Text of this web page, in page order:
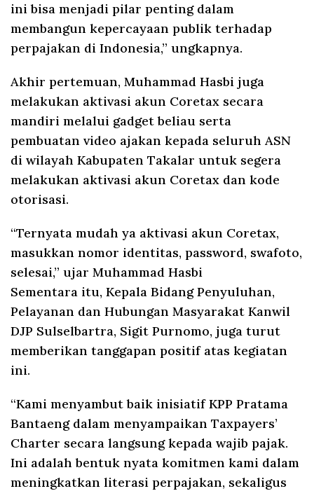
ini bisa menjadi pilar penting dalam
membangun kepercayaan publik terhadap
perpajakan di Indonesia,” ungkapnya.
Akhir pertemuan, Muhammad Hasbi juga
melakukan aktivasi akun Coretax secara
mandiri melalui gadget beliau serta
pembuatan video ajakan kepada seluruh ASN
di wilayah Kabupaten Takalar untuk segera
melakukan aktivasi akun Coretax dan kode
otorisasi.
“Ternyata mudah ya aktivasi akun Coretax,
masukkan nomor identitas, password, swafoto,
selesai,” ujar Muhammad Hasbi
Sementara itu, Kepala Bidang Penyuluhan,
Pelayanan dan Hubungan Masyarakat Kanwil
DJP Sulselbartra, Sigit Purnomo, juga turut
memberikan tanggapan positif atas kegiatan
ini.
“Kami menyambut baik inisiatif KPP Pratama
Bantaeng dalam menyampaikan Taxpayers’
Charter secara langsung kepada wajib pajak.
Ini adalah bentuk nyata komitmen kami dalam
meningkatkan literasi perpajakan, sekaligus